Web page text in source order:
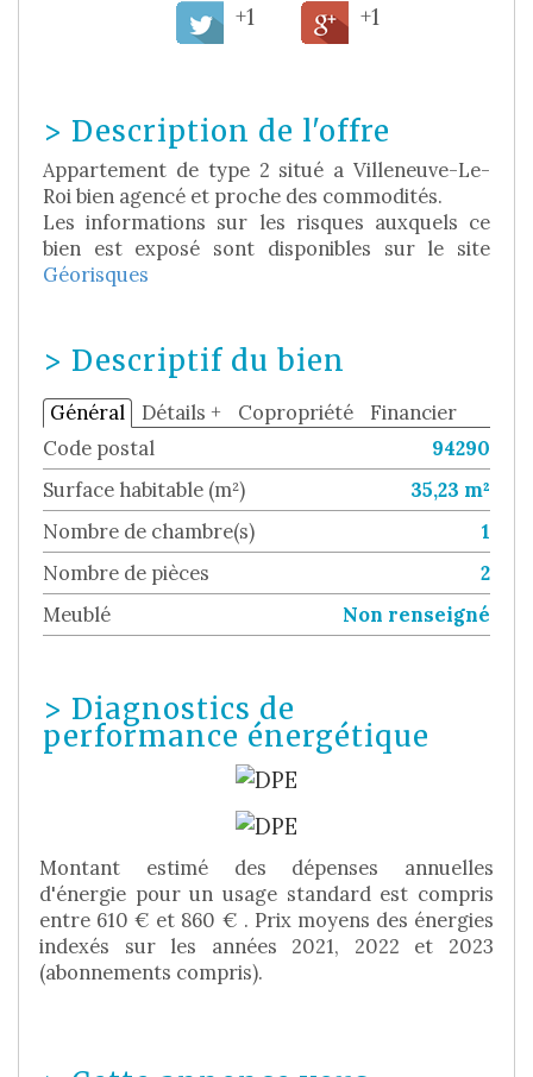
+1 +1
> Description de l'offre
Appartement de type 2 situé a Villeneuve-Le-
Roi bien agencé et proche des commodités.
Les informations sur les risques auxquels ce
bien est exposé sont disponibles sur le site
Géorisques
> Descriptif du bien
Général Détails + Copropriété
Financier
Code postal
94290
Surface habitable (m²)
35,23 m²
Nombre de chambre(s)
1
Nombre de pièces
2
Meublé
Non renseigné
> Diagnostics de
performance énergétique
Montant estimé des dépenses annuelles
d'énergie pour un usage standard est compris
entre 610 € et 860 € . Prix moyens des énergies
indexés sur les années 2021, 2022 et 2023
(abonnements compris).